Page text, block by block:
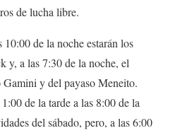
de lucha libre.
de la noche estarán los
y, a las 7:30 de la noche, el
Gamini y del payaso Meneito.
de la tarde a las 8:00 de la
del sábado, pero, a las 6:00